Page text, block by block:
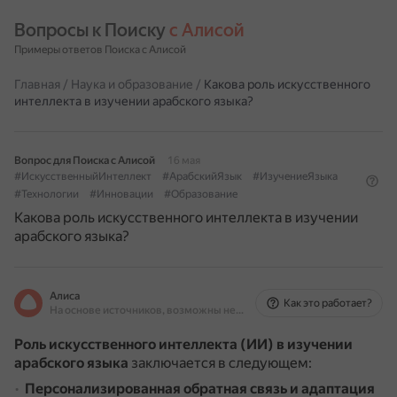
Вопросы к Поиску с Алисой
Примеры ответов Поиска с Алисой
Главная / Наука и образование / Какова роль искусственного
интеллекта в изучении арабского языка?
Вопрос для Поиска с Алисой
16 мая
#ИскусственныйИнтеллект
#АрабскийЯзык
#ИзучениеЯзыка
#Технологии
#Инновации #Образование
Какова роль искусственного интеллекта в изучении
арабского языка?
Алиса
На основе источников, возможны неточности
Как это работает?
Роль искусственного интеллекта (ИИ) в изучении
арабского языка заключается в следующем:
Персонализированная обратная связь и адаптация